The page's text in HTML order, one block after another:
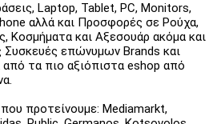
Laptop, Tablet, PC, Monitors,
αλλά και Προσφορές σε Ρούχα,
Κοσμήματα και Αξεσουάρ ακόμα και
Συσκευές επώνυμων Brands και
τα πιο αξιόπιστα eshop από
προτείνουμε: Mediamarkt,